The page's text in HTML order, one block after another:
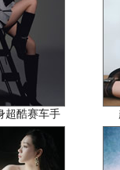
超酷赛车手